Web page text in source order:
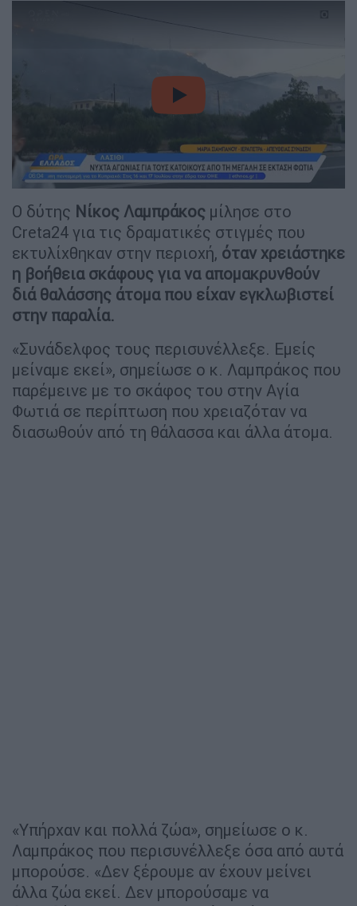
video
Ο δύτης Νίκος Λαμπράκος μίλησε στο
Creta24 για τις δραματικές στιγμές που
εκτυλίχθηκαν στην περιοχή, όταν χρειάστηκε
η βοήθεια σκάφους για να απομακρυνθούν
διά θαλάσσης άτομα που είχαν εγκλωβιστεί
στην παραλία.
«Συνάδελφος τους περισυνέλλεξε. Εμείς
μείναμε εκεί», σημείωσε ο κ. Λαμπράκος που
παρέμεινε με το σκάφος του στην Αγία
Φωτιά σε περίπτωση που χρειαζόταν να
διασωθούν από τη θάλασσα και άλλα άτομα.
«Υπήρχαν και πολλά ζώα», σημείωσε ο κ.
Λαμπράκος που περισυνέλλεξε όσα από αυτά
μπορούσε. «Δεν ξέρουμε αν έχουν μείνει
άλλα ζώα εκεί. Δεν μπορούσαμε να